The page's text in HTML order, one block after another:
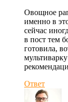
Овощное
именно в
сейчас
в пост тем
готовила,
Ответ